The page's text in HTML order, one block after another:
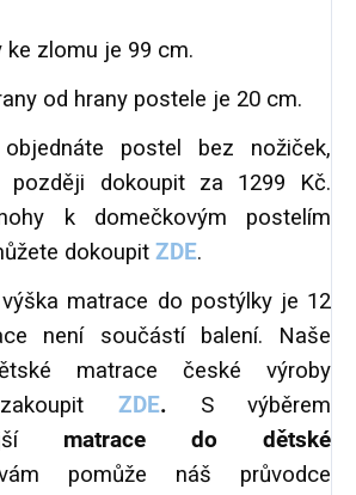
ke zlomu je 99 cm.
od hrany postele je 20 cm.
postel bez nožiček,
později dokoupit za 1299 Kč.
k domečkovým postelím
dokoupit ZDE.
matrace do postýlky je 12
není součástí balení. Naše
matrace české výroby
ZDE. S výběrem
matrace do dětské
pomůže náš průvodce